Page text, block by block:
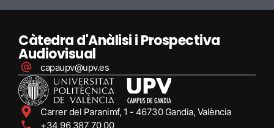
Càtedra d'Anàlisi i Prospectiva
Audiovisual
capaupv@upv.es
Carrer del Paranimf, 1 - 46730 Gandia, València
+34 96 387 70 00